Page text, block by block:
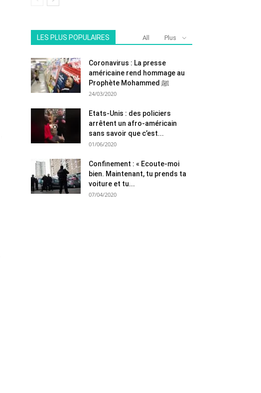
LES PLUS POPULAIRES All Plus
Coronavirus : La presse
américaine rend hommage au
Prophète Mohammed ﷺ
24/03/2020
Etats-Unis : des policiers
arrêtent un afro-américain
sans savoir que c’est...
01/06/2020
Confinement : « Ecoute-moi
bien. Maintenant, tu prends ta
voiture et tu...
07/04/2020